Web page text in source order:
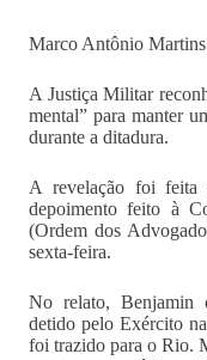
Marco Antônio Martins
A Justiça Militar
mental” para manter
durante a ditadura.
A revelação foi feita
depoimento feito à
(Ordem dos
sexta-feira.
No relato, Benjamin
detido pelo Exército
foi trazido para o Rio.